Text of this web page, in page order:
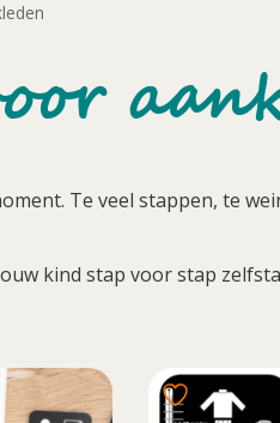
Te veel stappen, te
kind stap voor stap